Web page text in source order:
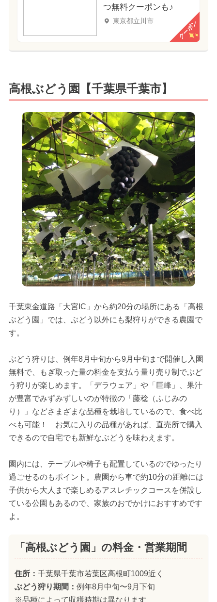
つ無料クーポンも♪
東京都立川市 クーポン
高根ぶどう園【千葉県千葉市】
千葉東金道路「大宮IC」から約20分の場所にある「高根
ぶどう園」では、ぶどう以外にも梨狩りができる農園で
す。
ぶどう狩りは、例年8月中旬から9月中旬まで開催し入園
無料で、もぎ取った量の料金を支払う量り売り制でぶど
う狩りが楽しめます。「デラウェア」や「巨峰」、果汁
が豊富でみずみずしいのが特徴の「藤稔（ふじみの
り）」などさまざまな品種を栽培しているので、食べ比
べも可能！ お気に入りの品種があれば、直売所で購入
できるので自宅でも新鮮なぶどうを味わえます。
園内には、テーブルや椅子も配置しているのでゆったり
過ごせるのもポイント。農園から車で約10分の距離には
子供から大人まで楽しめるアスレチックコースを併設し
ている公園もあるので、家族のおでかけにおすすめです
よ。
「高根ぶどう園」の料金・営業期間
住所： 千葉県千葉市若葉区高根町1009近く
ぶどう狩り期間： 例年8月中旬〜9月下旬
※品種によって収穫時期は異なります